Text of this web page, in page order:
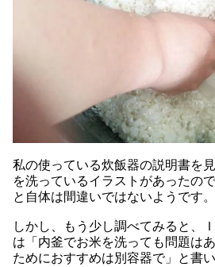
私の使っている炊飯器の説明書を
を洗っているイラストがあったの
と自体は間違いではないようです。
しかし、もう少し調べてみると、
は「内釜でお米を洗っても問題は
ためにおすすめは別容器で」と書